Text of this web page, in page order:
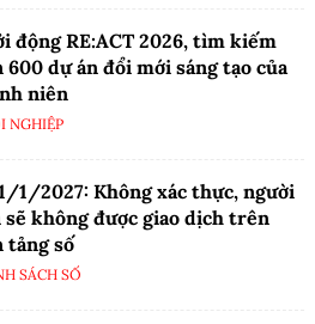
động RE:ACT 2026, tìm kiếm
600 dự án đổi mới sáng tạo của
niên
NGHIỆP
1/2027: Không xác thực, người
sẽ không được giao dịch trên
tảng số
SÁCH SỐ